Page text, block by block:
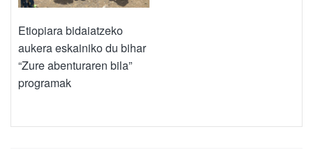
Etiopiara bidaiatzeko
aukera eskainiko du bihar
“Zure abenturaren bila”
programak